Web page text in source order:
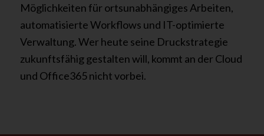
Möglichkeiten für ortsunabhängiges Arbeiten,
automatisierte Workflows und IT-optimierte
Verwaltung. Wer heute seine Druckstrategie
zukunftsfähig gestalten will, kommt an der Cloud
und Office365 nicht vorbei.